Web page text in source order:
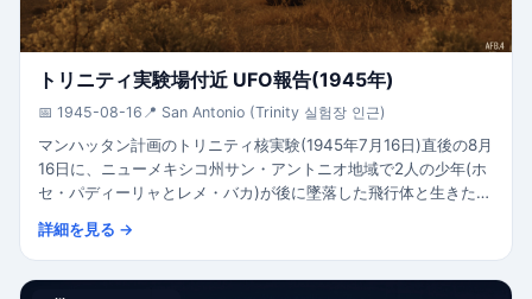
トリニティ実験場付近 UFO報告(1945年)
📅 1945-08-16 📍 San Antonio (Trinity 실험장 인근)
マンハッタン計画のトリニティ核実験(1945年7月16日)直後の8月
16日に、ニューメキシコ州サン・アントニオ地域で2人の少年(ホ
セ・パディーリャとレメ・バカ)が後に墜落した飛行体と生きた異
星人を目撃したと証言。Jacques ValléeとPaola Harrisの著書
「Trinity」で詳述。公式政府調査はなく、証言ベース。
詳細を見る →